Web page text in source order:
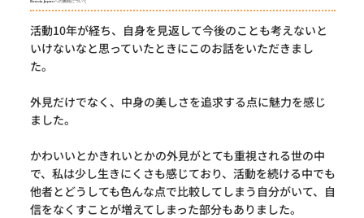
Beauty Japanへの挑戦について
活動10年が経ち、自身を見返して今後のことも考えないと
いけないなと思っていたときにこのお話をいただきまし
た。
外見だけでなく、中身の美しさを追求する点に魅力を感じ
ました。
かわいいとかきれいとかの外見がとても重視される世の中
で、私は少し生きにくさも感じており、活動を続ける中でも
他者とどうしても色んな点で比較してしまう自分がいて、自
信をなくすことが増えてしまった部分もありました。